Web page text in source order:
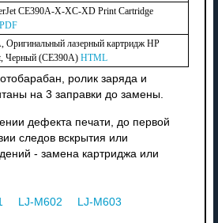
CE390A-X-XC-XD Print Cartridge
PDF
Оригинальный лазерный картридж HP
Черный (CE390A) HTML
ролик заряда и
на 3 заправки до замены.
дефекта печати, до первой
следов вскрытия или
- замена картриджа или
LJ-M602 LJ-M603